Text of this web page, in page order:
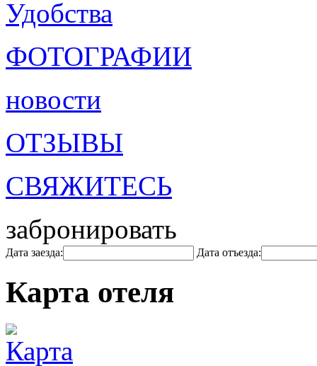
Удобства
ФОТОГРАФИИ
новости
ОТЗЫВЫ
СВЯЖИТЕСЬ
забронировать
Дата заезда: Дата отъезда:
Карта отеля